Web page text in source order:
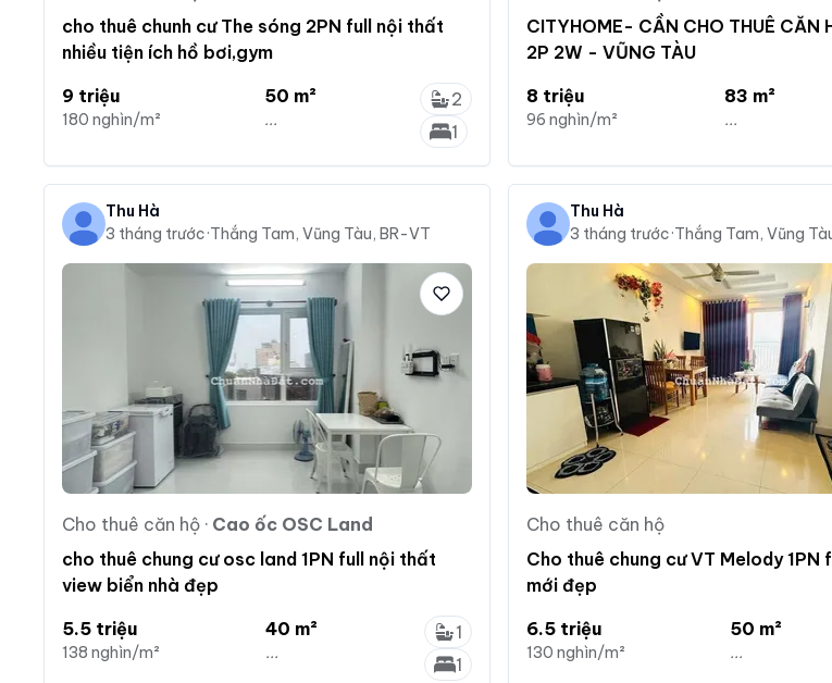
cho thuê chunh cư The sóng 2PN full nội thất
nhiều tiện ích hồ bơi,gym
9 triệu
180 nghìn/m²
50 m²
...
2
1
CITYHOME- CẦN CHO THUÊ CĂN
2P 2W - VŨNG TÀU
8 triệu
96 nghìn/m²
83 m²
...
Thu Hà
3 tháng trước·Thắng Tam, Vũng Tàu, BR-VT
Cho thuê căn hộ · Cao ốc OSC Land
cho thuê chung cư osc land 1PN full nội thất
view biển nhà đẹp
5.5 triệu
138 nghìn/m²
40 m²
...
1
1
Thu Hà
3 tháng trước·Thắng Tam, Vũng
Cho thuê căn hộ
Cho thuê chung cư VT Melody 1PN
mới đẹp
6.5 triệu
130 nghìn/m²
50 m²
...